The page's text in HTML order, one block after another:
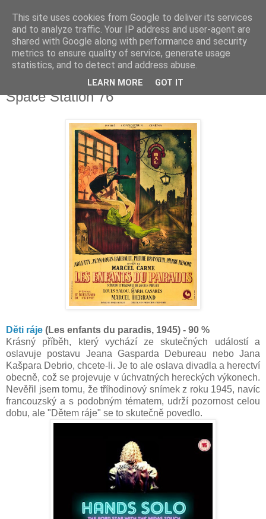
Deník milovníka filmů
čtvrtek 13. listopadu 2014
Děti ráje, Hands Solo, Reclaim, Ormie,
Space Station 76
Děti ráje (Les enfants du paradis, 1945) - 90 %
Krásný příběh, který vychází ze skutečných událostí a
oslavuje postavu Jeana Gasparda Debureau nebo Jana
Kašpara Debrio, chcete-li. Je to ale oslava divadla a herectví
obecně, což se projevuje v úchvatných hereckých výkonech.
Nevěřil jsem tomu, že tříhodinový snímek z roku 1945, navíc
francouzský a s podobným tématem, udrží pozornost celou
dobu, ale "Dětem ráje" se to skutečně povedlo.
This site uses cookies from Google to deliver its services
and to analyze traffic. Your IP address and user-agent are
shared with Google along with performance and security
metrics to ensure quality of service, generate usage
statistics, and to detect and address abuse.
LEARN MORE GOT IT